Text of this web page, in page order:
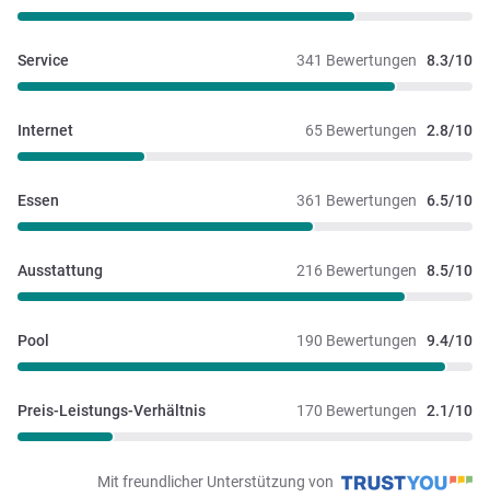
341 Bewertungen 8.3/10
Service
65 Bewertungen 2.8/10
Internet
361 Bewertungen 6.5/10
Essen
216 Bewertungen 8.5/10
Ausstattung
190 Bewertungen 9.4/10
Pool
170 Bewertungen 2.1/10
Preis-Leistungs-Verhältnis
Mit freundlicher Unterstützung von